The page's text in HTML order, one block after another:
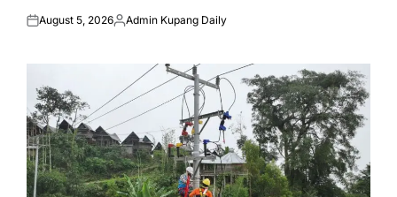
Posted
August 5, 2026Posted
Admin Kupang Daily